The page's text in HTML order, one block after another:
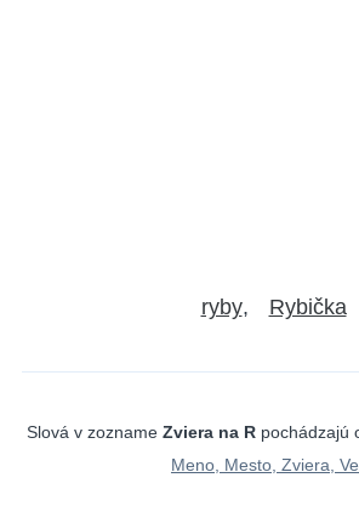
ryby Rybička
Slová v zozname Zviera na Rpochádzajú
Meno, Mesto, Zviera,